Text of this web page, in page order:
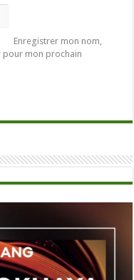
Enregistrer mon nom,
pour mon prochain